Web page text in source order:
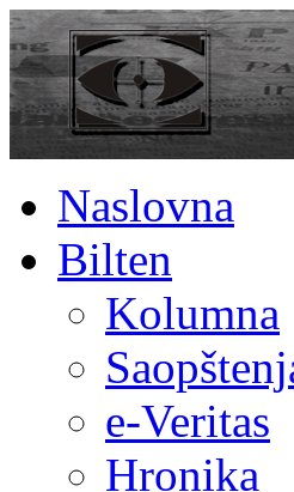
Naslovna
Bilten
Kolumna
e-Veritas
Hronika